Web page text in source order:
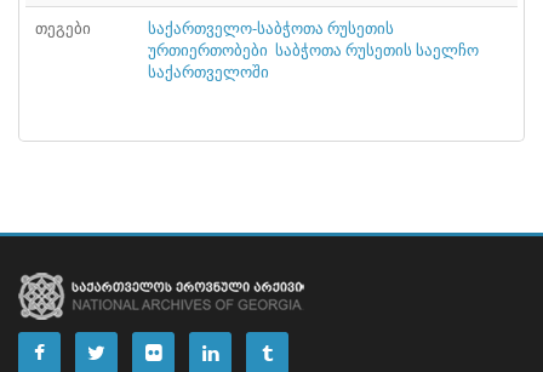
ᲤᲐᲘᲚᲘ 56
ᲤᲐᲘᲚᲘ 58
ᲤᲐᲘᲚᲘ 60
ᲤᲐᲘᲚᲘ 61
ᲤᲐᲘᲚᲘ 62
თეგები
საქართველო-საბჭოთა რუსეთის
ურთიერთობები საბჭოთა რუსეთის საელჩო
საქართველოში